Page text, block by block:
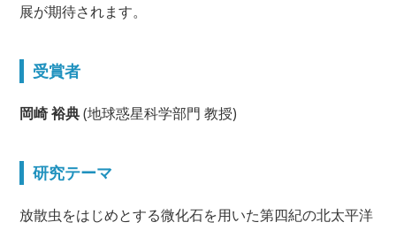
展が期待されます。
受賞者
岡崎 裕典(地球惑星科学部門 教授)
研究テーマ
放散虫をはじめとする微化石を用いた第四紀の北太平洋